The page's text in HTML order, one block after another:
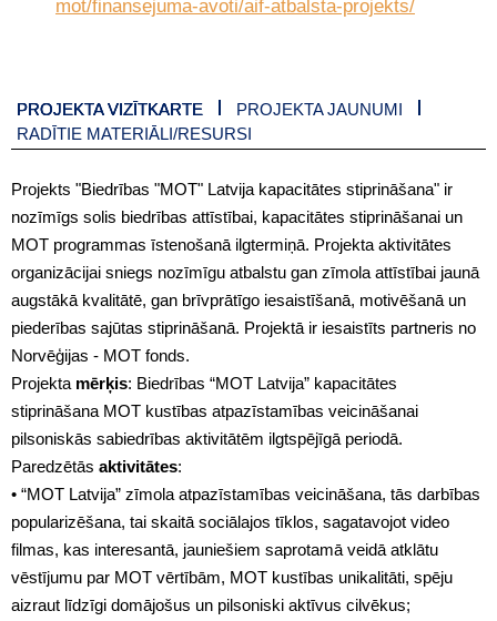
mot/finansejuma-avoti/aif-atbalsta-projekts/
PROJEKTA VIZĪTKARTE
PROJEKTA JAUNUMI
RADĪTIE MATERIĀLI/RESURSI
Projekts "Biedrības "MOT" Latvija kapacitātes stiprināšana" ir
nozīmīgs solis biedrības attīstībai, kapacitātes stiprināšanai un
MOT programmas īstenošanā ilgtermiņā. Projekta aktivitātes
organizācijai sniegs nozīmīgu atbalstu gan zīmola attīstībai jaunā
augstākā kvalitātē, gan brīvprātīgo iesaistīšanā, motivēšanā un
piederības sajūtas stiprināšanā. Projektā ir iesaistīts partneris no
Norvēģijas - MOT fonds.
Projekta mērķis: Biedrības “MOT Latvija” kapacitātes
stiprināšana MOT kustības atpazīstamības veicināšanai
pilsoniskās sabiedrības aktivitātēm ilgtspējīgā periodā.
Paredzētās aktivitātes:
• “MOT Latvija” zīmola atpazīstamības veicināšana, tās darbības
popularizēšana, tai skaitā sociālajos tīklos, sagatavojot video
filmas, kas interesantā, jauniešiem saprotamā veidā atklātu
vēstījumu par MOT vērtībām, MOT kustības unikalitāti, spēju
aizraut līdzīgi domājošus un pilsoniski aktīvus cilvēkus;